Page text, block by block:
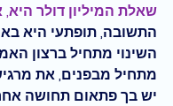
שאלת המיליון דולר
התשובה, תופתעי היא
השינוי מתחיל ברצון
מתחיל מבפנים, את
יש בך פתאום תחושה